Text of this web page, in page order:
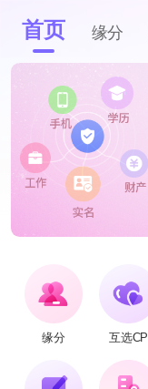
首页 缘分
缘分 互选CP